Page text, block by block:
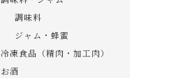
調味料
ジャム・蜂蜜
冷凍食品（精肉・加工肉）
お酒